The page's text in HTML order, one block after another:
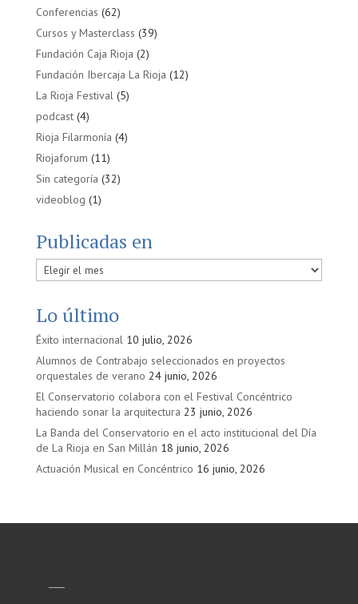
Conferencias (62)
Cursos y Masterclass (39)
Fundación Caja Rioja (2)
Fundación Ibercaja La Rioja (12)
La Rioja Festival(5)
podcast(4)
Rioja Filarmonía (4)
Riojaforum (11)
Sin categoría (32)
videoblog (1)
Publicadas en
Publicadas
en
Lo último
Éxito internacional 10 julio, 2026
Alumnos de Contrabajo seleccionados en proyectos
orquestales de verano 24 junio, 2026
El Conservatorio colabora con el Festival Concéntrico
haciendo sonar la arquitectura 23 junio, 2026
La Banda del Conservatorio en el acto institucional del Día
de La Rioja en San Millán 18 junio, 2026
Actuación Musical en Concéntrico 16 junio, 2026